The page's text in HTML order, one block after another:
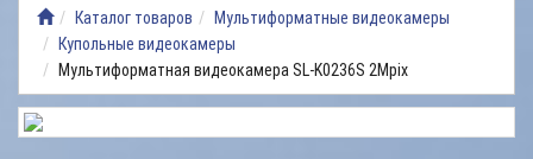
ВИДЕОНАБЛЮДЕНИЯ
РЕМОНТ
ВИДЕОНАБЛЮДЕНИЯ
УСЛУГИ
Каталог товаров
Мультиформатные видеокамеры
Купольные видеокамеры
Мультиформатная видеокамера SL-K0236S 2Mpix